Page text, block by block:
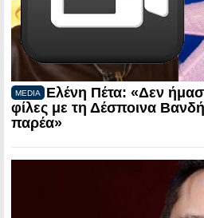
MEDIA
Ελένη Πέτα: «Δεν
φίλες με τη Δέσποινα
παρέα»